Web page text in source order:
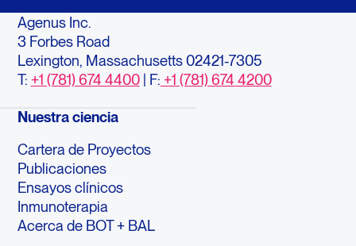
Agenus Inc.
3 Forbes Road
Lexington, Massachusetts 02421-7305
T: +1 (781) 674 4400| F: +1 (781) 674 4200
Nuestra ciencia
Cartera de Proyectos
Publicaciones
Ensayos clínicos
Inmunoterapia
Acerca de BOT + BAL